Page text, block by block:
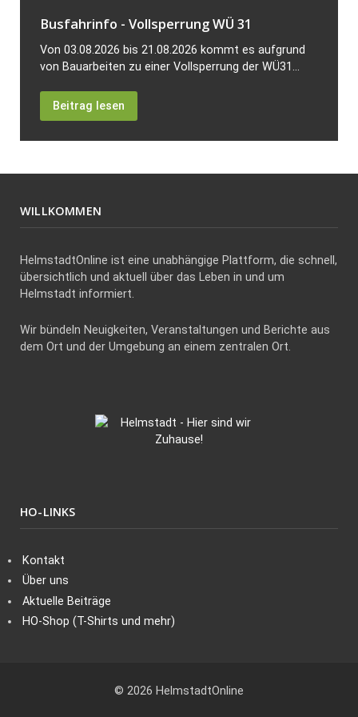
Busfahrinfo - Vollsperrung WÜ 31
Von 03.08.2026 bis 21.08.2026 kommt es aufgrund
von Bauarbeiten zu einer Vollsperrung der WÜ31...
Beitrag lesen
WILLKOMMEN
HelmstadtOnline ist eine unabhängige Plattform, die schnell,
übersichtlich und aktuell über das Leben in und um
Helmstadt informiert.
Wir bündeln Neuigkeiten, Veranstaltungen und Berichte aus
dem Ort und der Umgebung an einem zentralen Ort.
HO-LINKS
Kontakt
Über uns
Aktuelle Beiträge
HO-Shop (T-Shirts und mehr)
© 2026 HelmstadtOnline